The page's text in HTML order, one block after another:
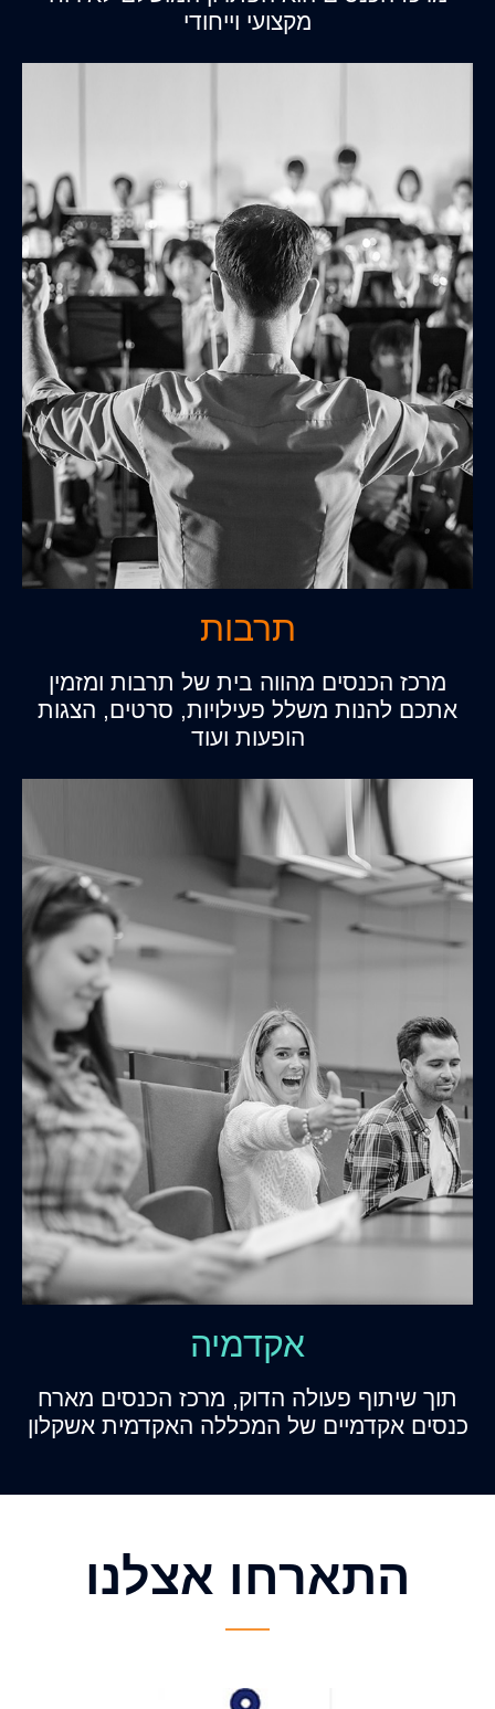
מקצועי וייחודי
תרבות
מרכז הכנסים מהווה בית של תרבות ומזמין
אתכם להנות משלל פעילויות, סרטים, הצגות
הופעות ועוד
אקדמיה
תוך שיתוף פעולה הדוק, מרכז הכנסים מארח
כנסים אקדמיים של המכללה האקדמית אשקלון
התארחו אצלנו